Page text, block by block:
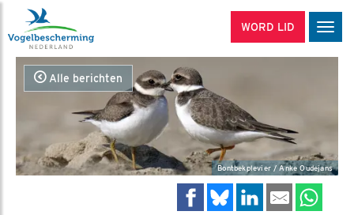
WORD LID
Alle berichten
Bontbekplevier / Anke Oudejans